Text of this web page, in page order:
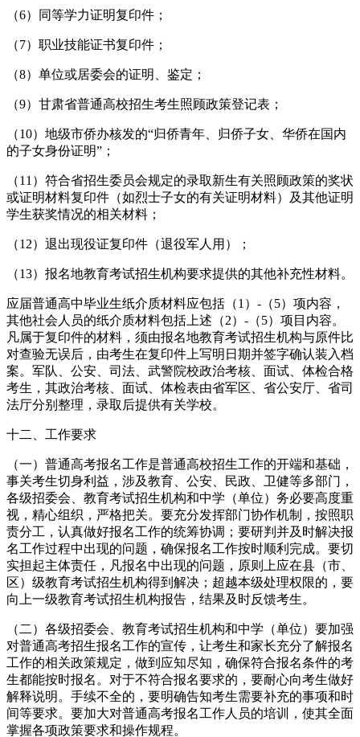
（6）同等学力证明复印件；
（7）职业技能证书复印件；
（8）单位或居委会的证明、鉴定；
（9）甘肃省普通高校招生考生照顾政策登记表；
（10）地级市侨办核发的“归侨青年、归侨子女、华侨在国内
的子女身份证明”；
（11）符合省招生委员会规定的录取新生有关照顾政策的奖状
或证明材料复印件（如烈士子女的有关证明材料）及其他证明
学生获奖情况的相关材料；
（12）退出现役证复印件（退役军人用）；
（13）报名地教育考试招生机构要求提供的其他补充性材料。
应届普通高中毕业生纸介质材料应包括（1）-（5）项内容，
其他社会人员的纸介质材料包括上述（2）-（5）项目内容。
凡属于复印件的材料，须由报名地教育考试招生机构与原件比
对查验无误后，由考生在复印件上写明日期并签字确认装入档
案。军队、公安、司法、武警院校政治考核、面试、体检合格
考生，其政治考核、面试、体检表由省军区、省公安厅、省司
法厅分别整理，录取后提供有关学校。
十二、工作要求
（一）普通高考报名工作是普通高校招生工作的开端和基础，
事关考生切身利益，涉及教育、公安、民政、卫健等多部门，
各级招委会、教育考试招生机构和中学（单位）务必要高度重
视，精心组织，严格把关。要充分发挥部门协作机制，按照职
责分工，认真做好报名工作的统筹协调；要研判并及时解决报
名工作过程中出现的问题，确保报名工作按时顺利完成。要切
实担起主体责任，凡报名中出现的问题，原则上应在县（市、
区）级教育考试招生机构得到解决；超越本级处理权限的，要
向上一级教育考试招生机构报告，结果及时反馈考生。
（二）各级招委会、教育考试招生机构和中学（单位）要加强
对普通高考招生报名工作的宣传，让考生和家长充分了解报名
工作的相关政策规定，做到应知尽知，确保符合报名条件的考
生都能按时报名。对于不符合报名要求的，要耐心向考生做好
解释说明。手续不全的，要明确告知考生需要补充的事项和时
间等要求。要加大对普通高考报名工作人员的培训，使其全面
掌握各项政策要求和操作规程。